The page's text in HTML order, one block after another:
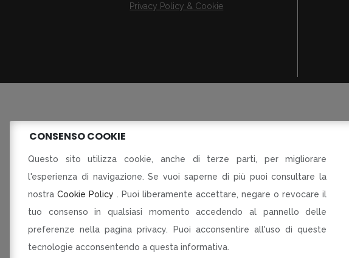
Privacy Policy & Cookie
Progetto
Bando
DELLE IMPRESE DEL COMMERCIO AL
CONSENSO COOKIE
Questo sito utilizza cookie, anche di terze parti, per migliorare
l'esperienza di navigazione. Se vuoi saperne di più puoi consultare la
nostraCookie Policy . Puoi liberamente accettare, negare o revocare il
tuo consenso in qualsiasi momento accedendo al pannello delle
preferenze nella pagina privacy. Puoi acconsentire all'uso di queste
tecnologie acconsentendo a questa informativa.